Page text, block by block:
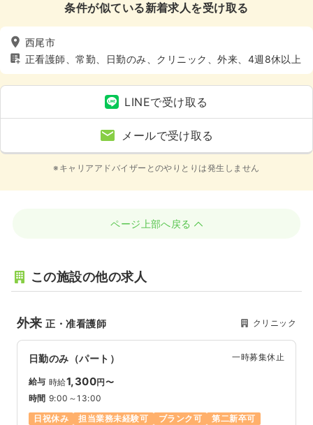
条件が似ている新着求人を受け取る
西尾市
正看護師、常勤、日勤のみ、クリニック、外来、4週8休以上
LINEで受け取る
メールで受け取る
※キャリアアドバイザーとのやりとりは発生しません
ページ上部へ戻る
この施設の他の求人
外来正・准看護師 クリニック
日勤のみ（パート） 一時募集休止
給与 時給1,300円〜
時間 9:00～13:00
日祝休み
担当業務未経験可 ブランク可
第二新卒可